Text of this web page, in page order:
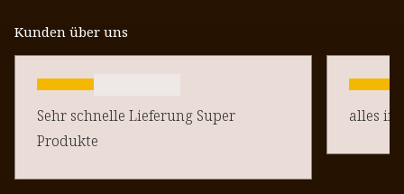
Kunden über uns
Sehr schnelle Lieferung Super
Produkte
alles in